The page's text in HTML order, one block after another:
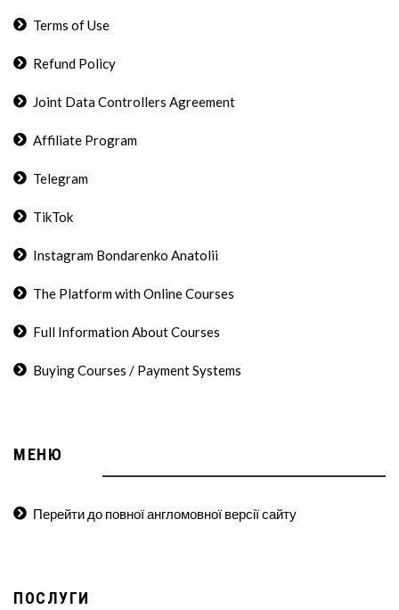
Terms of Use
Refund Policy
Joint Data Controllers Agreement
Affiliate Program
Telegram
TikTok
Instagram Bondarenko Anatolii
The Platform with Online Courses
Full Information About Courses
Buying Courses / Payment Systems
МЕНЮ
Перейти до повної англомовної версії сайту
ПОСЛУГИ